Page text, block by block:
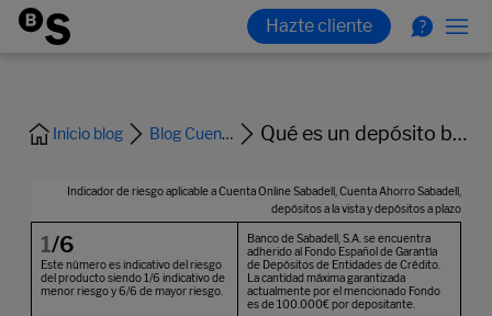
Inicio blog Blog Cuentas y Tarjetas Qué es un depósito bancario y para qué sirve